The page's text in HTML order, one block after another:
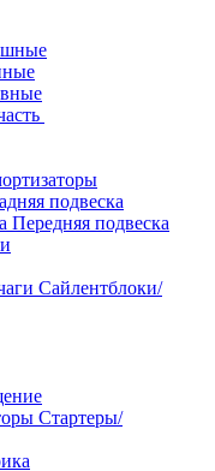
подвеска
Передняя подвеска
Сайлентблоки/
Стартеры/